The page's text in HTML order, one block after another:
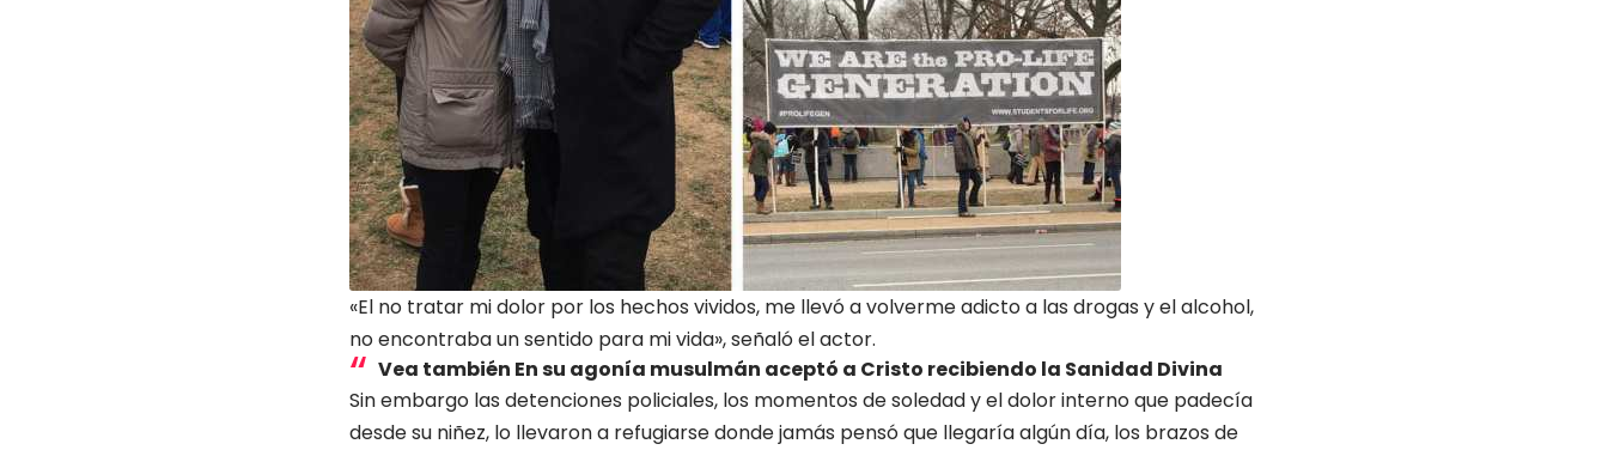
«El no tratar mi dolor por los hechos vividos, me llevó a volverme adicto a las drogas y el alcohol,
no encontraba un sentido para mi vida», señaló el actor.
Vea también En su agonía musulmán aceptó a Cristo recibiendo la Sanidad Divina
Sin embargo las detenciones policiales, los momentos de soledad y el dolor interno que padecía
desde su niñez, lo llevaron a refugiarse donde jamás pensó que llegaría algún día, los brazos de